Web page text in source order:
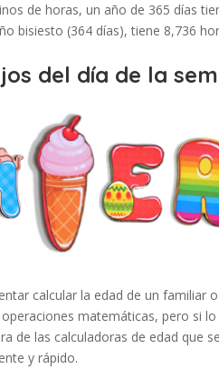
de horas, un año de 365 días
bisiesto (364 días), tiene 8,736
del día de la
calcular la edad de un familiar
matemáticas, pero si
de las calculadoras de edad que
y rápido.